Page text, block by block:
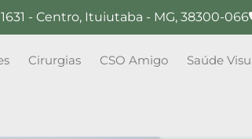
- Centro, Ituiutaba - MG, 38300-066
Cirurgias CSO Amigo Saúde